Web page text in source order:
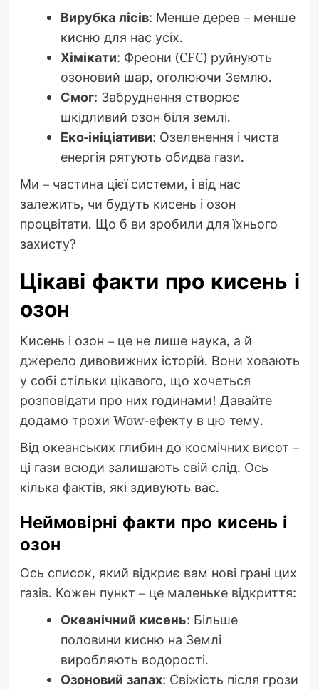
Вирубка лісів: Менше дерев – менше
кисню для нас усіх.
Хімікати: Фреони (CFC) руйнують
озоновий шар, оголюючи Землю.
Смог: Забруднення створює
шкідливий озон біля землі.
Еко-ініціативи: Озеленення і чиста
енергія рятують обидва гази.
Ми – частина цієї системи, і від нас
залежить, чи будуть кисень і озон
процвітати. Що б ви зробили для їхнього
захисту?
Цікаві факти про кисень і
озон
Кисень і озон – це не лише наука, а й
джерело дивовижних історій. Вони ховають
у собі стільки цікавого, що хочеться
розповідати про них годинами! Давайте
додамо трохи Wow-ефекту в цю тему.
Від океанських глибин до космічних висот –
ці гази всюди залишають свій слід. Ось
кілька фактів, які здивують вас.
Неймовірні факти про кисень і
озон
Ось список, який відкриє вам нові грані цих
газів. Кожен пункт – це маленьке відкриття:
Океанічний кисень: Більше
половини кисню на Землі
виробляють водорості.
Озоновий запах: Свіжість після грози